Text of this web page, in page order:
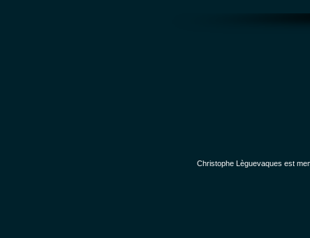
Christophe Lèguevaques est